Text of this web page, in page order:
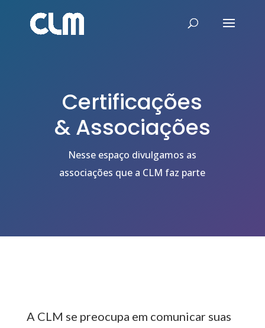
Certificações
& Associações
Nesse espaço divulgamos as
associações que a CLM faz parte
A CLM se preocupa em comunicar suas